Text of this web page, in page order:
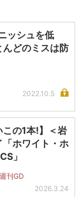
ッシュを低
んどのミスは防
2022.10.5
この1本!】＜岩
ホワイト・ホ
」
刊GD
2026.3.24